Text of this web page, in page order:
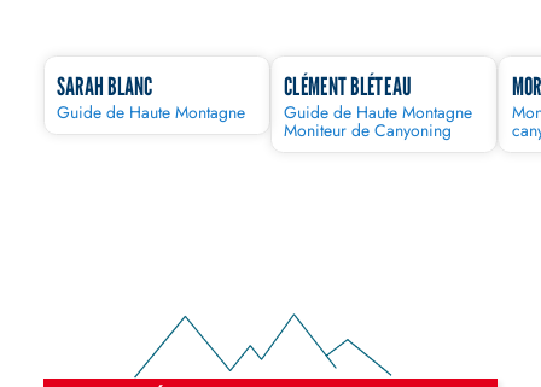
SARAH BLANC
Guide de Haute Montagne
CLÉMENT BLÉTEAU
Guide de Haute Montagne
Moniteur de Canyoning